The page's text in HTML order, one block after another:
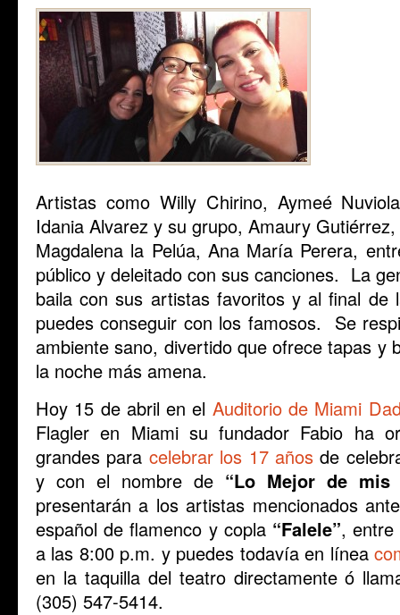
Artistas como Willy Chirino, Aymeé
Idania Alvarez y su grupo, Amaury
Magdalena la Pelúa, Ana María Perera,
público y deleitado con sus canciones. La
baila con sus artistas favoritos y al final
puedes conseguir con los famosos. Se
ambiente sano, divertido que ofrece tapas y
la noche más amena.
Hoy 15 de abril en el Auditorio de Miami
Flagler en Miami su fundador Fabio ha
grandes para celebrar los 17 años de
y con el nombre de “Lo Mejor de
presentarán a los artistas mencionados
español de flamenco y copla “Falele”, entre
a las 8:00 p.m. y puedes todavía en línea
en la taquilla del teatro directamente ó
(305) 547-5414.